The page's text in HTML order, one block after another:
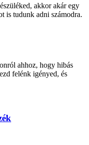
akkor akár egy
is tudunk adni számodra.
ahhoz, hogy hibás
felénk igényed, és